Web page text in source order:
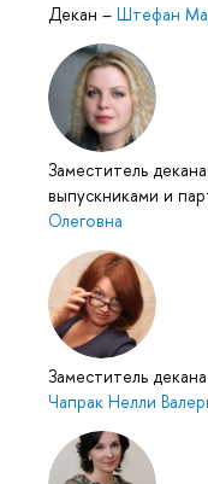
Декан – Штефан
Заместитель
выпускниками и
Олеговна
Заместитель
Чапрак Нелли